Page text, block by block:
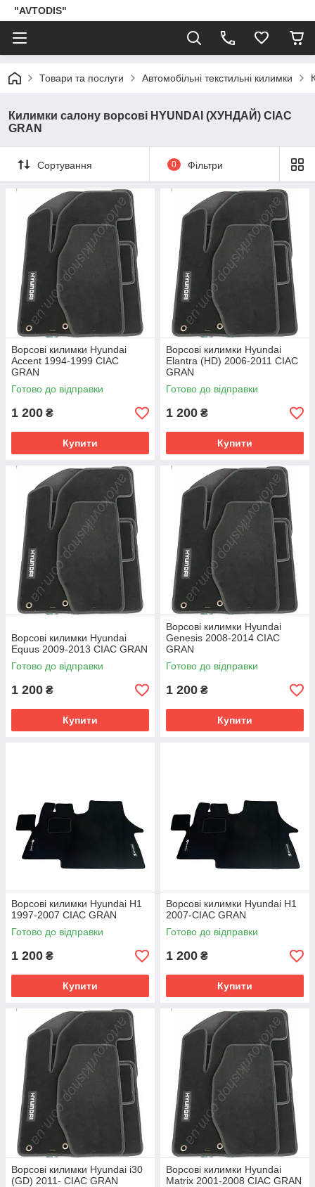
"AVTODIS"
Товари та послуги Автомобільні текстильні килимки
Килимки салону ворсові HYUNDAI (ХУНДАЙ) CIAC
GRAN
Сортування 0 Фільтри
Ворсові килимки Hyundai
Accent 1994-1999 CIAC
GRAN
Готово до відправки
1 200 ₴
Купити
Ворсові килимки Hyundai
Elantra (HD) 2006-2011 CIAC
GRAN
Готово до відправки
1 200 ₴
Купити
Ворсові килимки Hyundai
Equus 2009-2013 CIAC GRAN
Готово до відправки
1 200 ₴
Купити
Ворсові килимки Hyundai
Genesis 2008-2014 CIAC
GRAN
Готово до відправки
1 200 ₴
Купити
Ворсові килимки Hyundai H1
1997-2007 CIAC GRAN
Готово до відправки
1 200 ₴
Купити
Ворсові килимки Hyundai H1
2007-CIAC GRAN
Готово до відправки
1 200 ₴
Купити
Ворсові килимки Hyundai i30
(GD) 2011- CIAC GRAN
Ворсові килимки Hyundai
Matrix 2001-2008 CIAC GRAN